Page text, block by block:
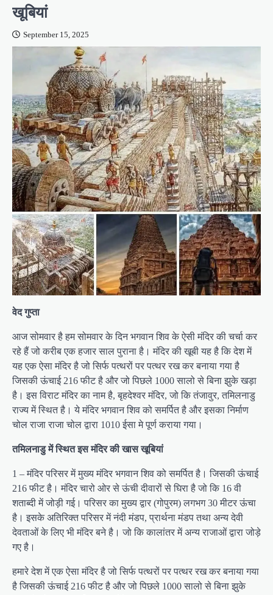
खूबियां
September 15, 2025
वेद गुप्ता
आज सोमवार है हम सोमवार के दिन भगवान शिव के ऐसी मंदिर की चर्चा कर
रहे हैं जो करीब एक हजार साल पुराना है। मंदिर की खूबी यह है कि देश में
यह एक ऐसा मंदिर है जो सिर्फ पत्थरों पर पत्थर रख कर बनाया गया है
जिसकी ऊंचाई 216 फीट है और जो पिछले 1000 सालो से बिना झुके खड़ा
है। इस विराट मंदिर का नाम है, बृहदेश्वर मंदिर, जो कि तंजावुर, तमिलनाडु
राज्य में स्थित है। ये मंदिर भगवान शिव को समर्पित है और इसका निर्माण
चोल राजा राजा चोल द्वारा 1010 ईसा मे पूर्ण कराया गया।
तमिलनाडु में स्थित इस मंदिर की खास खूबियां
1 – मंदिर परिसर में मुख्य मंदिर भगवान शिव को समर्पित है। जिसकी ऊंचाई
216 फीट है। मंदिर चारो ओर से ऊंची दीवारों से घिरा है जो कि 16 वी
शताब्दी में जोड़ी गई। परिसर का मुख्य द्वार (गोपुरम) लगभग 30 मीटर ऊंचा
है। इसके अतिरिक्त परिसर में नंदी मंडप, प्रार्थना मंडप तथा अन्य देवी
देवताओं के लिए भी मंदिर बने है। जो कि कालांतर में अन्य राजाओं द्वारा जोड़े
गए है।
हमारे देश में एक ऐसा मंदिर है जो सिर्फ पत्थरों पर पत्थर रख कर बनाया गया
है जिसकी ऊंचाई 216 फीट है और जो पिछले 1000 सालो से बिना झुके